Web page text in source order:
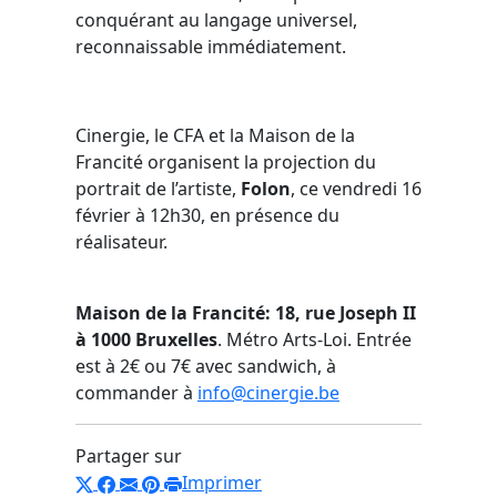
conquérant au langage universel,
reconnaissable immédiatement.
Cinergie, le CFA et la Maison de la
Francité organisent la projection du
portrait de l’artiste, Folon, ce vendredi 16
février à 12h30, en présence du
réalisateur.
Maison de la Francité: 18, rue Joseph II
à 1000 Bruxelles. Métro Arts-Loi. Entrée
est à 2€ ou 7€ avec sandwich, à
commander à info@cinergie.be
Partager sur
Imprimer